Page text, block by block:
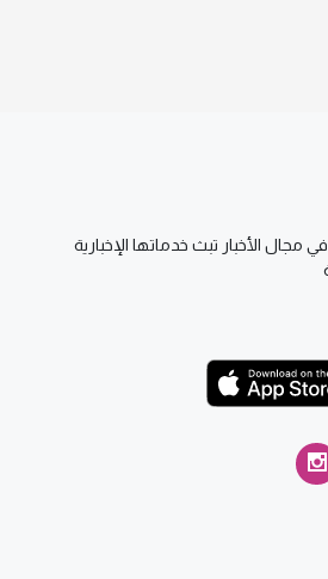
الأخبار تبث خدماتها الإخبارية